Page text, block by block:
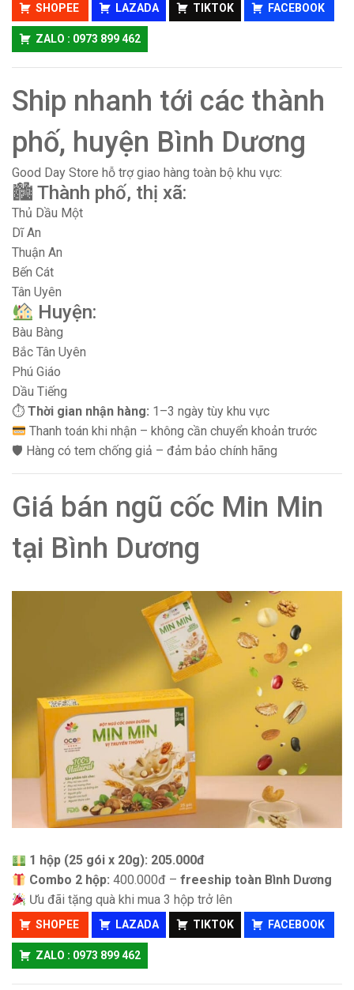
SHOPEE LAZADA TIKTOK FACEBOOK
ZALO : 0973 899 462
Ship nhanh tới các thành
phố, huyện Bình Dương
Good Day Store hỗ trợ giao hàng toàn bộ khu vực:
🏙 Thành phố, thị xã:
Thủ Dầu Một
Dĩ An
Thuận An
Bến Cát
Tân Uyên
Huyện:
Bàu Bàng
Bắc Tân Uyên
Phú Giáo
Dầu Tiếng
⏱ Thời gian nhận hàng: 1–3 ngày tùy khu vực
Thanh toán khi nhận – không cần chuyển khoản trước
🛡 Hàng có tem chống giả – đảm bảo chính hãng
Giá bán ngũ cốc Min Min
tại Bình Dương
1 hộp (25 gói x 20g): 205.000đ
Combo 2 hộp: 400.000đ –freeship toàn Bình Dương
Ưu đãi tặng quà khi mua 3 hộp trở lên
SHOPEE LAZADA TIKTOK FACEBOOK
ZALO : 0973 899 462